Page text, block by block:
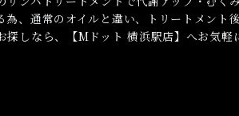
、通常のオイルと違い、トリートメント
しなら、【Mドット 横浜駅店】へお気軽